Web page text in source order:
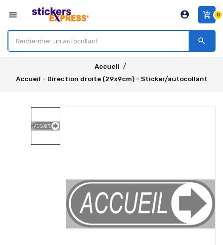
menu add_shopping_cart 0
account_circle
search
Accueil
Accueil - Direction droite (29x9cm) - Sticker/autocollant